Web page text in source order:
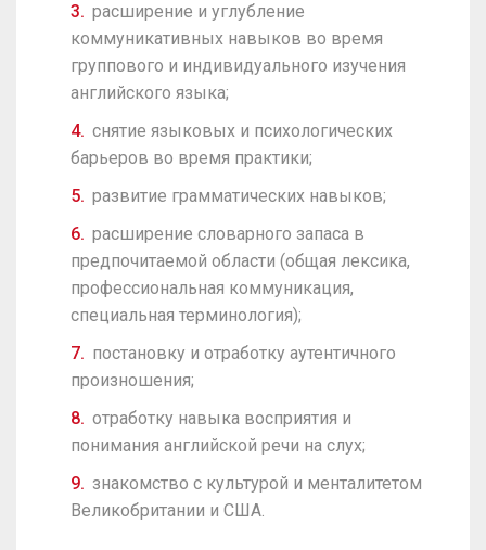
расширение и углубление
коммуникативных навыков во время
группового и индивидуального изучения
английского языка;
снятие языковых и психологических
барьеров во время практики;
развитие грамматических навыков;
расширение словарного запаса в
предпочитаемой области (общая лексика,
профессиональная коммуникация,
специальная терминология);
постановку и отработку аутентичного
произношения;
отработку навыка восприятия и
понимания английской речи на слух;
знакомство с культурой и менталитетом
Великобритании и США.